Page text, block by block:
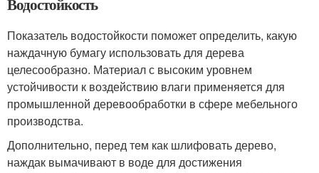
Водостойкость
Показатель водостойкости поможет определить, какую
наждачную бумагу использовать для дерева
целесообразно. Материал с высоким уровнем
устойчивости к воздействию влаги применяется для
промышленной деревообработки в сфере мебельного
производства.
Дополнительно, перед тем как шлифовать дерево,
наждак вымачивают в воде для достижения